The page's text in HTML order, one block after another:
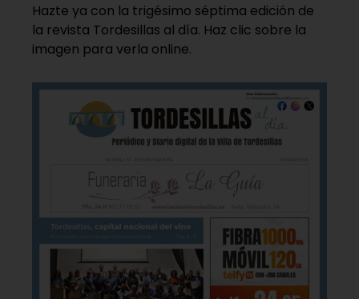
Hazte ya con la trigésimo séptima edición de
la revista Tordesillas al día. Haz clic sobre la
imagen para verla online.